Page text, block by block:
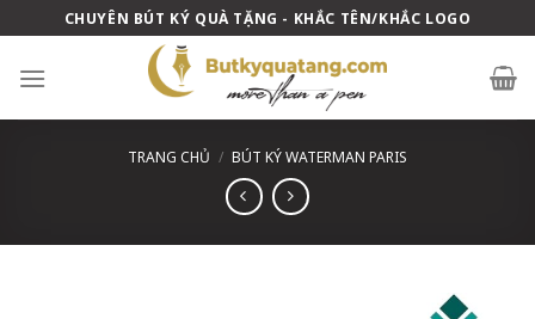
to
content
CHUYÊN BÚT KÝ QUÀ TẶNG - KHẮC TÊN/KHẮC LOGO
TRANG CHỦ / BÚT KÝ WATERMAN PARIS